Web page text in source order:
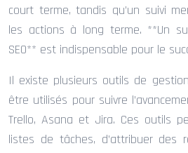
court terme, tandis qu’un suivi
les actions à long terme. **Un
SEO** est indispensable pour le
Il existe plusieurs outils de
être utilisés pour suivre
Trello, Asana et Jira. Ces outils
listes de tâches, d’attribuer des